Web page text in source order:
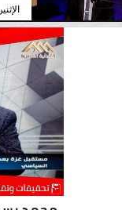
الإثنين، 3